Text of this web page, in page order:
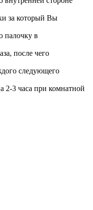
за который Вы
палочку в
после чего
следующего
2-3 часа при комнатной